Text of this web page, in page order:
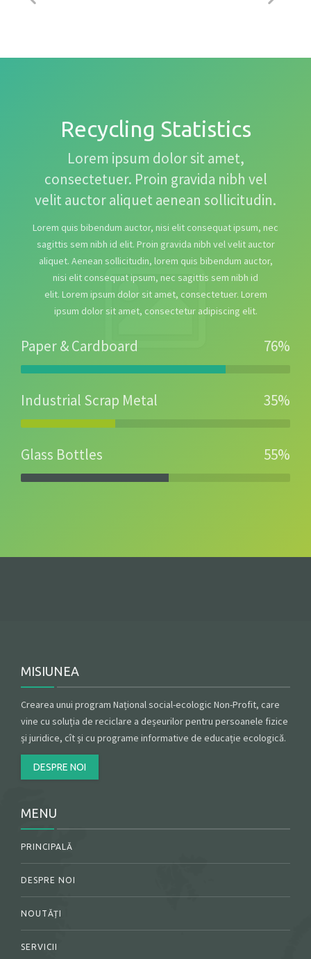
Recycling Statistics
Lorem ipsum dolor sit amet,
consectetuer. Proin gravida nibh vel
velit auctor aliquet aenean sollicitudin.
Lorem quis bibendum auctor, nisi elit consequat ipsum, nec
sagittis sem nibh id elit. Proin gravida nibh vel velit auctor
aliquet. Aenean sollicitudin, lorem quis bibendum auctor,
nisi elit consequat ipsum, nec sagittis sem nibh id
elit. Lorem ipsum dolor sit amet, consectetuer. Lorem
ipsum dolor sit amet, consectetur adipiscing elit.
Paper & Cardboard 76%
Industrial Scrap Metal 35%
Glass Bottles 55%
MISIUNEA
Crearea unui program Național social-ecologic Non-Profit, care
vine cu soluția de reciclare a deșeurilor pentru persoanele fizice
și juridice, cît și cu programe informative de educație ecologică.
DESPRE NOI
MENU
PRINCIPALĂ
DESPRE NOI
NOUTĂȚI
SERVICII